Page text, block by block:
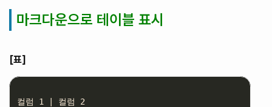
마크다운으로 테이블 표시
[표]
컬럼 1 | 컬럼 2